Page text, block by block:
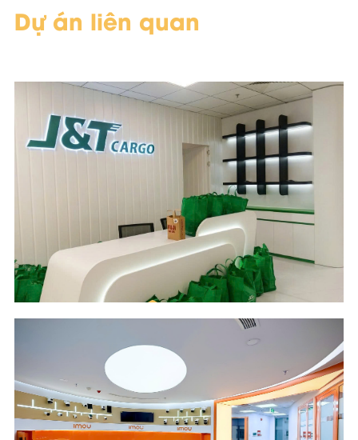
Dự án liên quan
Scope of Work
Design and Build
Area & Year
332 m2 - 2026
Industry
Logistics & Supply
Chain
Management
Scope of Work
Design and Build
Area & Year
136 m2 - 2026
Location
Industry